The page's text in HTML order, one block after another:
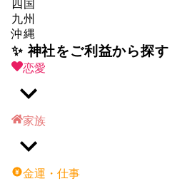
四国
九州
沖縄
✨ 神社をご利益から探す
恋愛
家族
金運・仕事